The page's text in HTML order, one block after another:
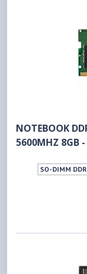
NOTEBOOK
5600MHZ 8GB
SO-DIMM